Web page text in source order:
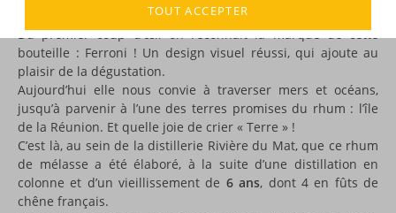
Du premier coup d’œil on reconnaît la marque de cette
bouteille : Ferroni ! Un design visuel réussi, qui ajoute au
plaisir de la dégustation.
Aujourd’hui elle nous convie à traverser mers et océans,
jusqu’à parvenir à l’une des terres promises du rhum : l’île
de la Réunion. Et quelle joie de crier « Terre » !
C’est là, au sein de la distillerie Rivière du Mat, que ce rhum
de mélasse a été élaboré, à la suite d’une distillation en
colonne et d’un vieillissement de 6 ans, dont 4 en fûts de
chêne français.
TOUT ACCEPTER